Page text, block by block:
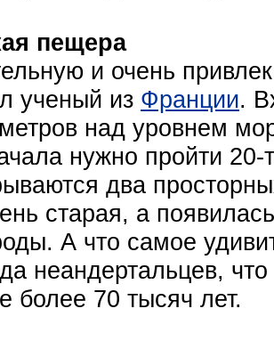
пещера
и очень
ученый из Франции.
над уровнем
нужно пройти
два
старая, а
А что самое
неандертальцев,
более 70 тысяч лет.